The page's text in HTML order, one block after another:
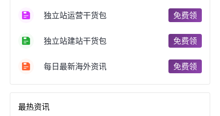
跨境电商费用美国跨境电商
天津跨境电商东南亚跨境电商
跨境电商b2b阿里巴巴跨境电商
跨境电商关税
跨境电商建站
独立站运营干货包 免费领
独立站建站干货包 免费领
每日最新海外资讯 免费领
最热资讯